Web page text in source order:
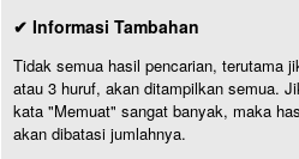
✔ Informasi Tambahan
Tidak semua hasil pencarian, terutama
atau 3 huruf, akan ditampilkan semua.
kata "Memuat" sangat banyak, maka
akan dibatasi jumlahnya.